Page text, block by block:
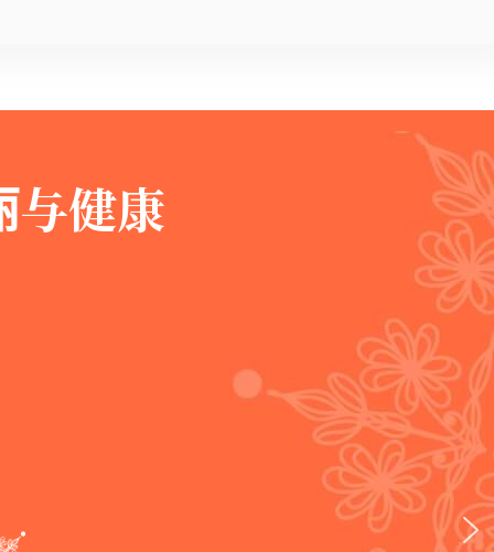
与健康